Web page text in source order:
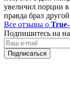
увеличил порции в
правда брал
Все отзывы о
Подпишитесь на
Подписаться